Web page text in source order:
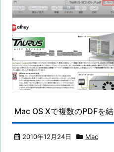
Mac OS Xで複数のPDFを
2010年12月24日 Mac